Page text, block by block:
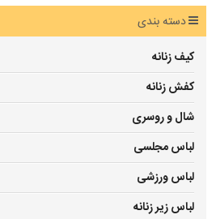
دسته بندی
کیف زنانه
کفش زنانه
شال و روسری
لباس مجلسی
لباس ورزشی
لباس زیر زنانه